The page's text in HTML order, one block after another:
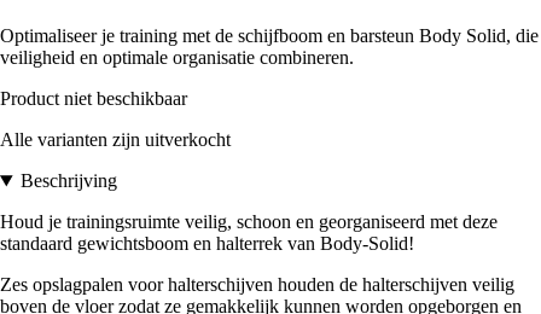
Optimaliseer je training met de schijfboom en barsteun Body Solid, die
veiligheid en optimale organisatie combineren.
Product niet beschikbaar
Alle varianten zijn uitverkocht
Beschrijving
Houd je trainingsruimte veilig, schoon en georganiseerd met deze
standaard gewichtsboom en halterrek van Body-Solid!
Zes opslagpalen voor halterschijven houden de halterschijven veilig
boven de vloer zodat ze gemakkelijk kunnen worden opgeborgen en